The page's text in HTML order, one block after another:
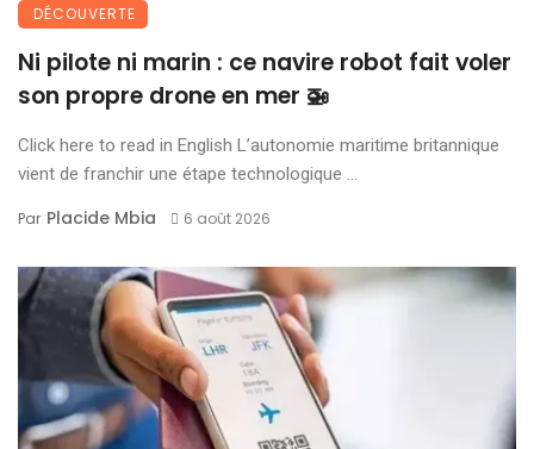
DÉCOUVERTE
Ni pilote ni marin : ce navire robot fait voler
son propre drone en mer 🚁
Click here to read in English L’autonomie maritime britannique
vient de franchir une étape technologique ...
Par Placide Mbia 6 août 2026